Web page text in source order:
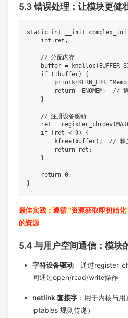
5.3 错误处理：让模块更健
static int __init
    int ret;
    // 分配内存
buffer =
    if (!buffer) {
printk(KERN_ERR
return -ENOMEM;  // 返
    }
    // 注册设备驱动
ret =
    if (ret < 0) {
kfree(buffer);  // 释
        return ret;
    }
    return 0;
}
最佳实践：遵循 "资源获取即初始
的资源​
5.4 与用户空间通信：模块
字符设备驱动 ：通过
间通过open/read/write操作​
netlink 套接字 ：用于内核与
iptables 规则传递）​